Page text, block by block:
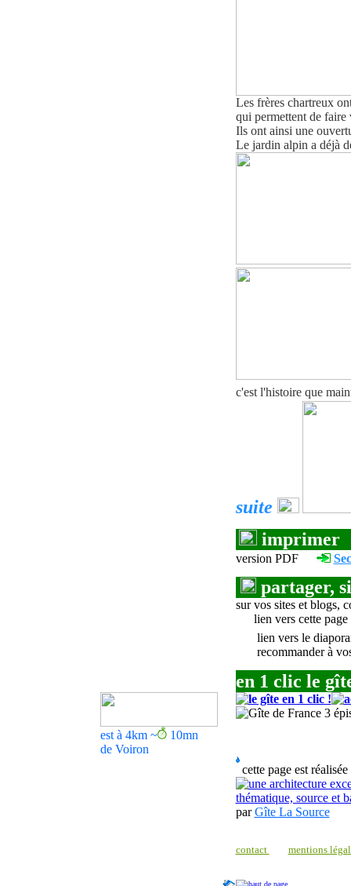
Les frères chartreux
qui permettent de faire
Ils ont ainsi une
Le jardin alpin a déjà
c'est l'histoire que
suite
imprimer
version PDF
partager,
sur vos sites et blogs,
lien vers cette
lien vers le
recommander à
en 1 clic le
est à 4km ~ 10mn
de Voiron
cette page est réalisée
parGîte La Source
contact mentions léga